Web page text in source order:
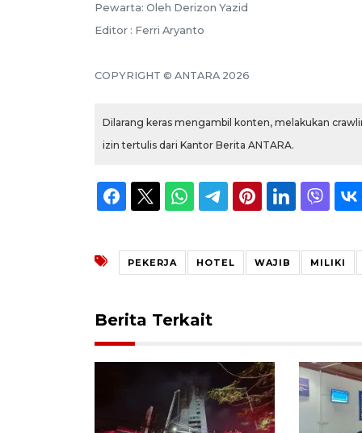
Pewarta: Oleh Derizon Yazid
Editor : Ferri Aryanto
COPYRIGHT © ANTARA 2026
Dilarang keras mengambil konten, melakukan
izin tertulis dari Kantor Berita ANTARA.
PEKERJA HOTEL WAJIB MILIKI
Berita Terkait